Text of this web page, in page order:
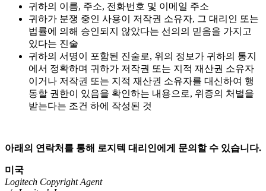
귀하의 이름, 주소, 전화번호 및 이메일 주소
귀하가 분쟁 중인 사용이 저작권 소유자, 그 대리인 또는
법률에 의해 승인되지 않았다는 선의의 믿음을 가지고
있다는 진술
귀하의 서명이 포함된 진술로, 위의 정보가 귀하의 통지
에서 정확하며 귀하가 저작권 또는 지적 재산권 소유자
이거나 저작권 또는 지적 재산권 소유자를 대신하여 행
동할 권한이 있음을 확인하는 내용으로, 위증의 처벌을
받는다는 조건 하에 작성된 것
아래의 연락처를 통해 로지텍 대리인에게 문의할 수 있습니다.
미국
Logitech Copyright Agent